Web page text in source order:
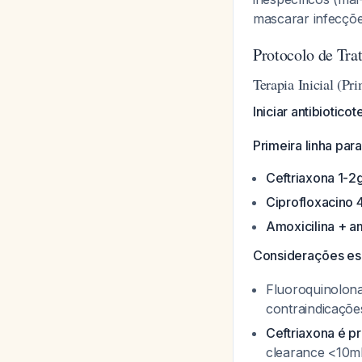
mascarar
Protocolo de
Terapia Inicial
Iniciar
Primeira linha
Ceftriaxona 1-
Ciprofloxacino
Amoxicilina +
Considerações
Ceftriaxona é
clearance